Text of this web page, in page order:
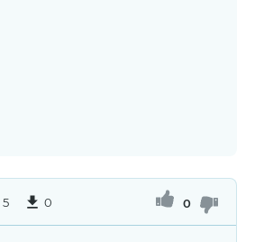
5 0 0